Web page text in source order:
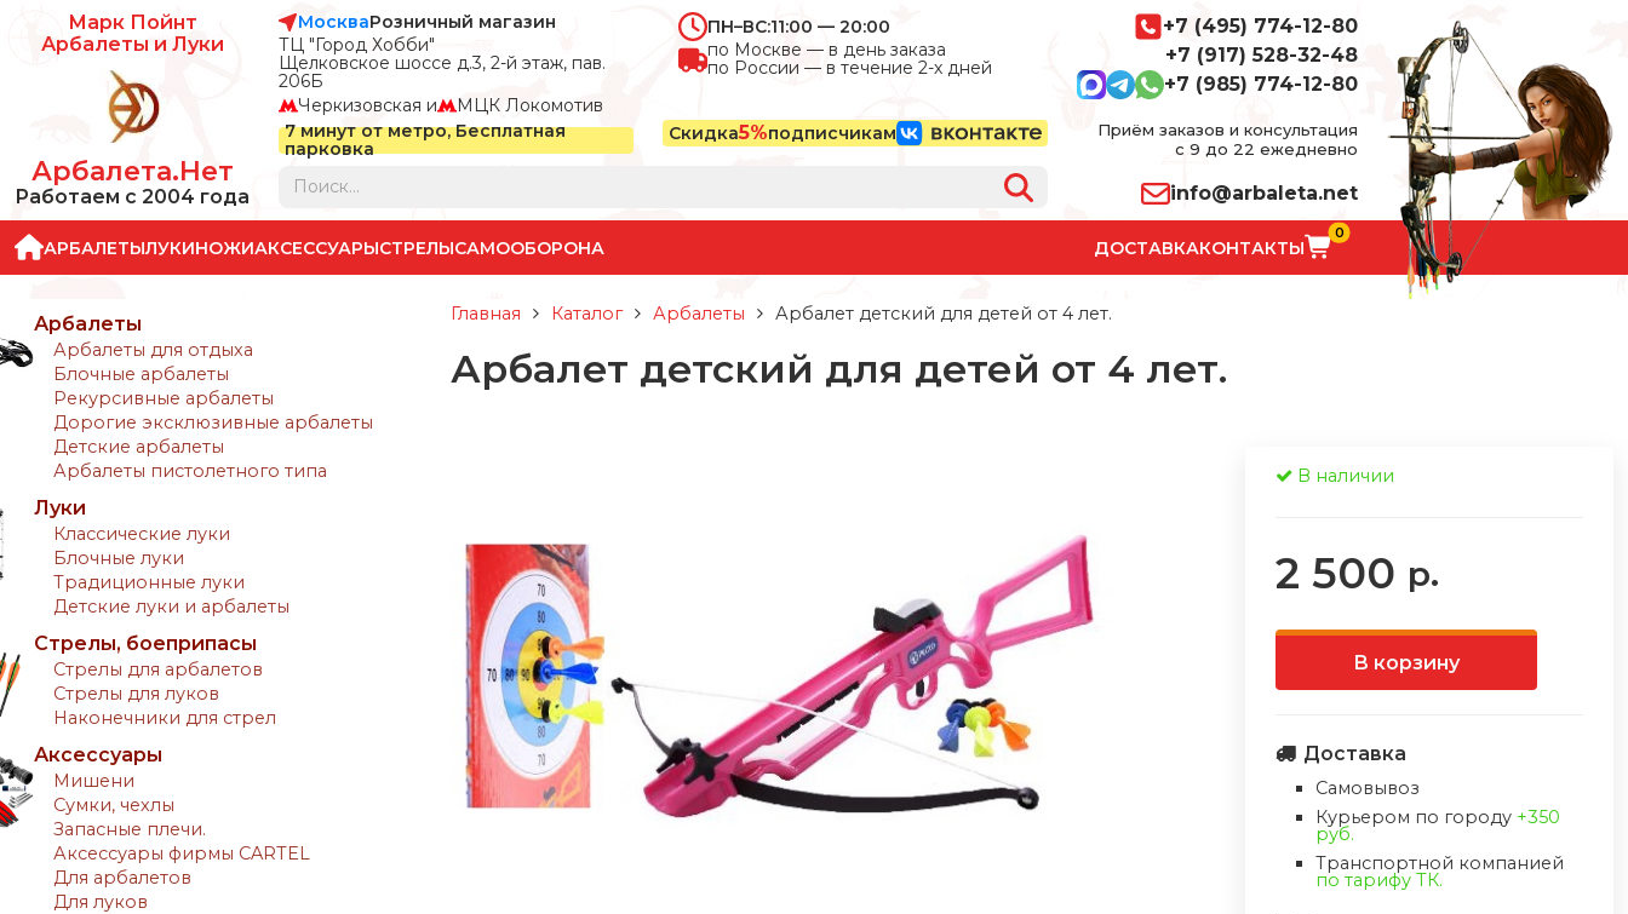
Марк Пойнт
Арбалеты и Луки
Арбалета.Нет
Работаем с 2004 года
МоскваРозничный магазин
ТЦ "Город Хобби"
Щелковское шоссе д.3, 2-й этаж, пав.
206Б
Черкизовская и
МЦК Локомотив
ПН–ВС:11:00 — 20:00
по Москве — в день заказа
по России — в течение 2-х дней
7 минут от метро, Бесплатная
парковка
Скидка5%подписчикам
+7 (495) 774-12-80
+7 (917) 528-32-48
+7 (985) 774-12-80
Приём заказов и консультация
с 9 до 22 ежедневно
info@arbaleta.net
АРБАЛЕТЫЛУКИНОЖИАКСЕССУАРЫСТРЕЛЫСАМООБОРОНА ДОСТАВКАКОНТАКТЫ
0
Арбалеты
Арбалеты для отдыха
Блочные арбалеты
Рекурсивные арбалеты
Дорогие эксклюзивные арбалеты
Детские арбалеты
Арбалеты пистолетного типа
Луки
Классические луки
Блочные луки
Традиционные луки
Детские луки и арбалеты
Стрелы, боеприпасы
Стрелы для арбалетов
Стрелы для луков
Наконечники для стрел
Аксессуары
Мишени
Сумки, чехлы
Запасные плечи.
Аксессуары фирмы CARTEL
Для арбалетов
Для луков
Главная Каталог Арбалеты Арбалет детский для детей от 4 лет.
Арбалет детский для детей от 4 лет.
В наличии
2 500 р.
В корзину
Доставка
Самовывоз
Курьером по городу +350
руб.
Транспортной компанией
по тарифу ТК.